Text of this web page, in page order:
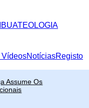
TEOLOGIA
VídeosNotíciasRegisto
Assume Os